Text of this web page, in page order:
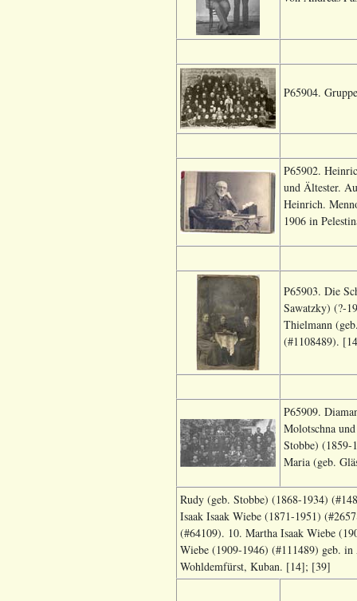
P65904.
P65902.
und Ältester.
Heinrich.
1906 in
P65903. Die
Sawatzky) (?-
Thielmann
(#1108489).
P65909.
Molotschna
Stobbe) (1859-
Maria (geb.
Rudy (geb. Stobbe) (1868-1934)
Isaak Isaak Wiebe (1871-1951)
(#64109). 10. Martha Isaak Wiebe
Wiebe (1909-1946) (#111489) geb.
Wohldemfürst, Kuban. [14]; [39]